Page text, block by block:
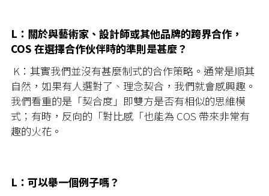
L：關於與藝術家、設計師或其他品牌的跨界合作，
COS 在選擇合作伙伴時的準則是甚麼？
K：其實我們並沒有甚麼制式的合作策略。通常是順其
自然，如果有人選對了、理念契合，我們就會感興趣。
我們看重的是「契合度」即雙方是否有相似的思維模
式；有時，反向的「對比感「也能為 COS 帶來非常有
趣的火花。
L：可以舉一個例子嗎？